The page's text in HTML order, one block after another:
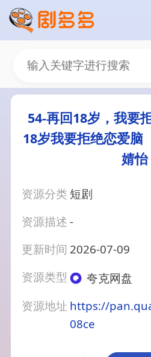
54-再回18岁，我要
18岁我要拒绝恋爱脑
婧怡
资源分类 短剧
资源描述-
更新时间 2026-07-09
资源类型
夸克网盘
资源地址 https://
08ce